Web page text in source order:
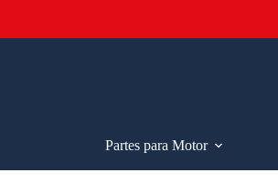
contenido
Partes para Motor